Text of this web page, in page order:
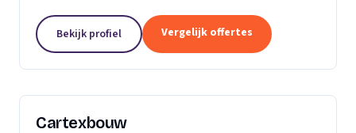
particuliere en zakelijke bouwbranche.
Bekijk profiel Vergelijk offertes
Cartexbouw